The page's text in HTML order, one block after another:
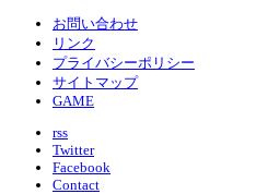
お問い合わせ
リンク
プライバシーポリシー
サイトマップ
GAME
rss
Twitter
Facebook
Contact